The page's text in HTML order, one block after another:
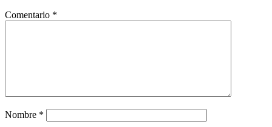
Comentario *
Nombre *